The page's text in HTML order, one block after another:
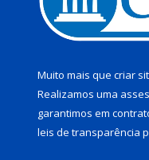
Muito mais que criar
Realizamos uma
garantimos em
leis de transparência